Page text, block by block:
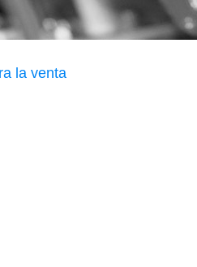
la venta